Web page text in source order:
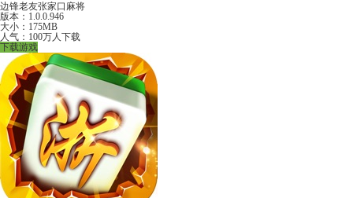
边锋老友张家口麻将
版本：1.0.0.946
大小：175MB
人气：100万人下载
下载游戏